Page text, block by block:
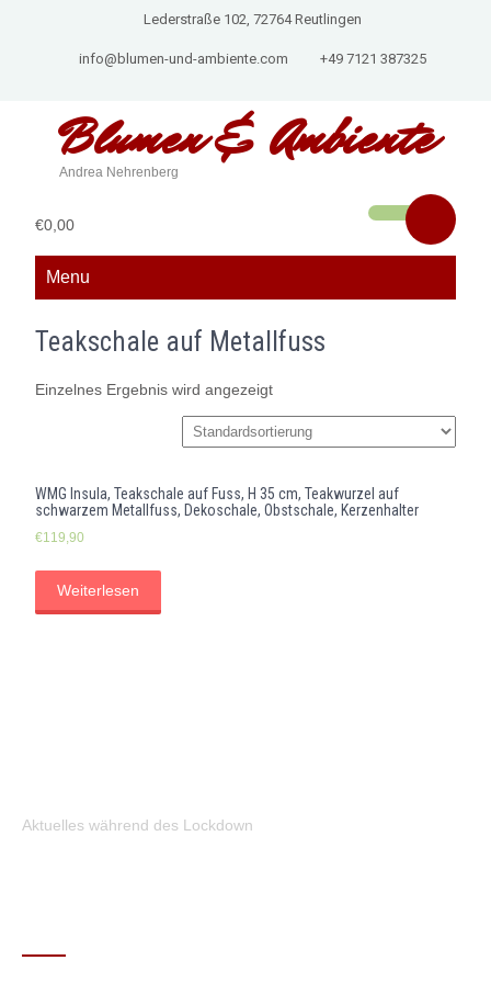
Lederstraße 102, 72764 Reutlingen
info@blumen-und-ambiente.com +49 7121 387325
Blumen &Ambiente
Andrea Nehrenberg
€0,00
Menu
Teakschale auf Metallfuss
Einzelnes Ergebnis wird angezeigt
WMG Insula, Teakschale auf Fuss, H 35 cm, Teakwurzel auf
schwarzem Metallfuss, Dekoschale, Obstschale, Kerzenhalter
€119,90
Weiterlesen
Aktuelles während des Lockdown